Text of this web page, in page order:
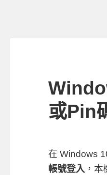
或Pin
在 Windows
帳號登入 ，